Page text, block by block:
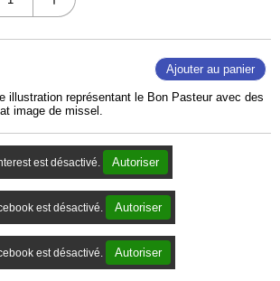
Ajouter au panier
illustration représentant le Bon Pasteur avec des
image de missel.
est désactivé. Autoriser
est désactivé. Autoriser
est désactivé. Autoriser